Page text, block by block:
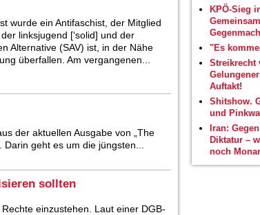
wurde ein Antifaschist, der Mitglied
linksjugend [‘solid] und der
Alternative (SAV) ist, in der Nähe
überfallen. Am vergangenen...
der aktuellen Ausgabe von „The
geht es um die jüngsten...
sollten
einzustehen. Laut einer DGB-
KPÖ-Sieg
"Es
Streikrecht
Auftakt!
Shitshow.
und
Iran:
Diktatur –
noch